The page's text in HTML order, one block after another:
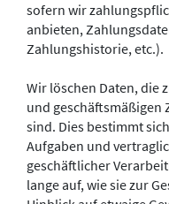
sofern wir
anbieten,
Zahlungshistorie, etc.).
Wir löschen Daten, die
und geschäftsmäßigen
sind. Dies bestimmt
Aufgaben und
geschäftlicher
lange auf, wie sie zur